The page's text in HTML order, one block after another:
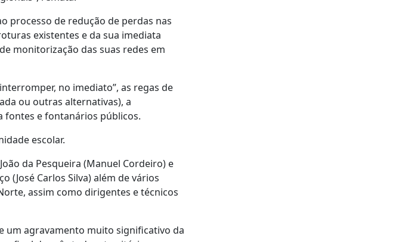
processo de redução de perdas nas
existentes e da sua imediata
monitorização das suas redes em
no imediato”, as regas de
ou outras alternativas), a
fontes e fontanários públicos.
escolar.
da Pesqueira (Manuel Cordeiro) e
(José Carlos Silva) além de vários
assim como dirigentes e técnicos
um agravamento muito significativo da